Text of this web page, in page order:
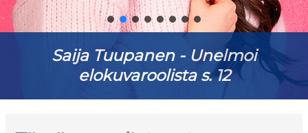
Saija Tuupanen - Unelmoi
elokuvaroolista s. 12